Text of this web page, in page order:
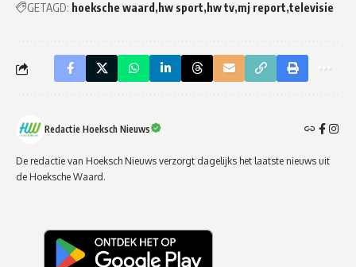
GETAGD: hoeksche waard hw sport hw tv mj report televisie
Redactie Hoeksch Nieuws
De redactie van Hoeksch Nieuws verzorgt dagelijks het laatste nieuws uit
de Hoeksche Waard.